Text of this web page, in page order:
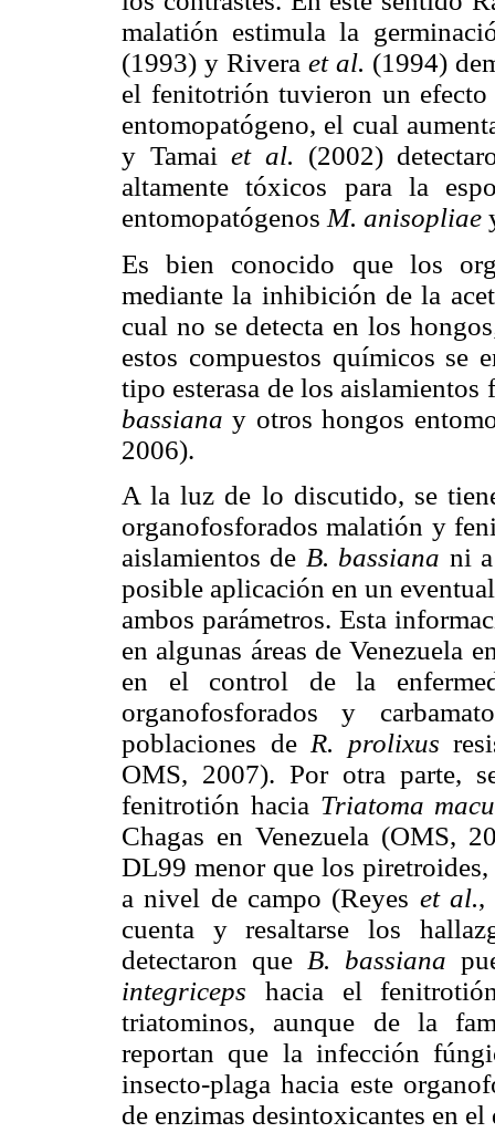
malatión estimula la
(1993) y Rivera et al. (1994)
el fenitotrión tuvieron un efecto
entomopatógeno, el cual
y Tamaiet al. (2002)
altamente tóxicos para la
entomopatógenosM. anisopliae
Es bien conocido que los
mediante la inhibición de la
cual no se detecta en los
estos compuestos químicos se
tipo esterasa de los
bassianay otros hongos
2006).
A la luz de lo discutido, se
organofosforados malatión y
aislamientos de B. bassiana ni
posible aplicación en un
ambos parámetros. Esta
en algunas áreas de Venezuela
en el control de la
organofosforados y
poblaciones de R. prolixus
OMS, 2007). Por otra parte,
fenitrotión hacia Triatoma
Chagas en Venezuela (OMS,
DL99 menor que los
a nivel de campo (Reyes et al.,
cuenta y resaltarse los
detectaron que B. bassiana
integriceps hacia el
triatominos, aunque de la
reportan que la infección
insecto-plaga hacia este
de enzimas desintoxicantes en